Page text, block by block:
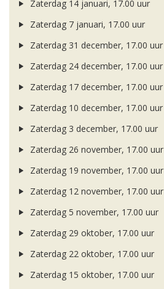
Zaterdag 14 januari, 17.00 uur
Zaterdag 7 januari, 17.00 uur
Zaterdag 31 december, 17.00 uur
Zaterdag 24 december, 17.00 uur
Zaterdag 17 december, 17.00 uur
Zaterdag 10 december, 17.00 uur
Zaterdag 3 december, 17.00 uur
Zaterdag 26 november, 17.00 uur
Zaterdag 19 november, 17.00 uur
Zaterdag 12 november, 17.00 uur
Zaterdag 5 november, 17.00 uur
Zaterdag 29 oktober, 17.00 uur
Zaterdag 22 oktober, 17.00 uur
Zaterdag 15 oktober, 17.00 uur